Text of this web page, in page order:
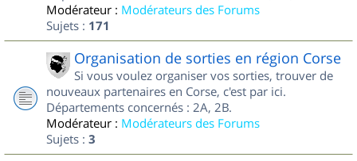
Modérateur : Modérateurs des Forums
Sujets : 171
Organisation de sorties en région Corse
Si vous voulez organiser vos sorties, trouver de
nouveaux partenaires en Corse, c'est par ici.
Départements concernés : 2A, 2B.
Modérateur : Modérateurs des Forums
Sujets : 3